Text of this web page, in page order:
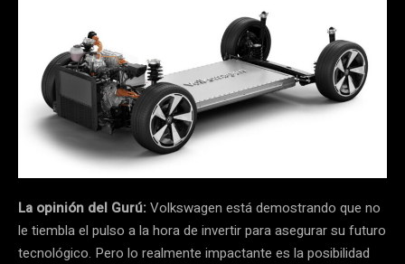
La opinión del Gurú:Volkswagen está demostrando que no
le tiembla el pulso a la hora de invertir para asegurar su futuro
tecnológico. Pero lo realmente impactante es la posibilidad